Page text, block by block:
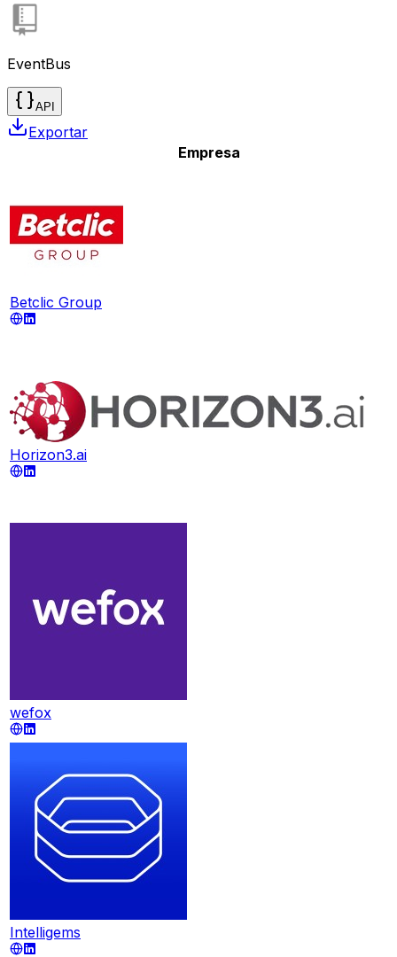
EventBus
API
Exportar
Empresa
Betclic Group
Horizon3.ai
wefox
Intelligems